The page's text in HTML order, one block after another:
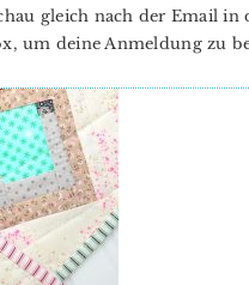
gleich nach der Email in
um deine Anmeldung zu